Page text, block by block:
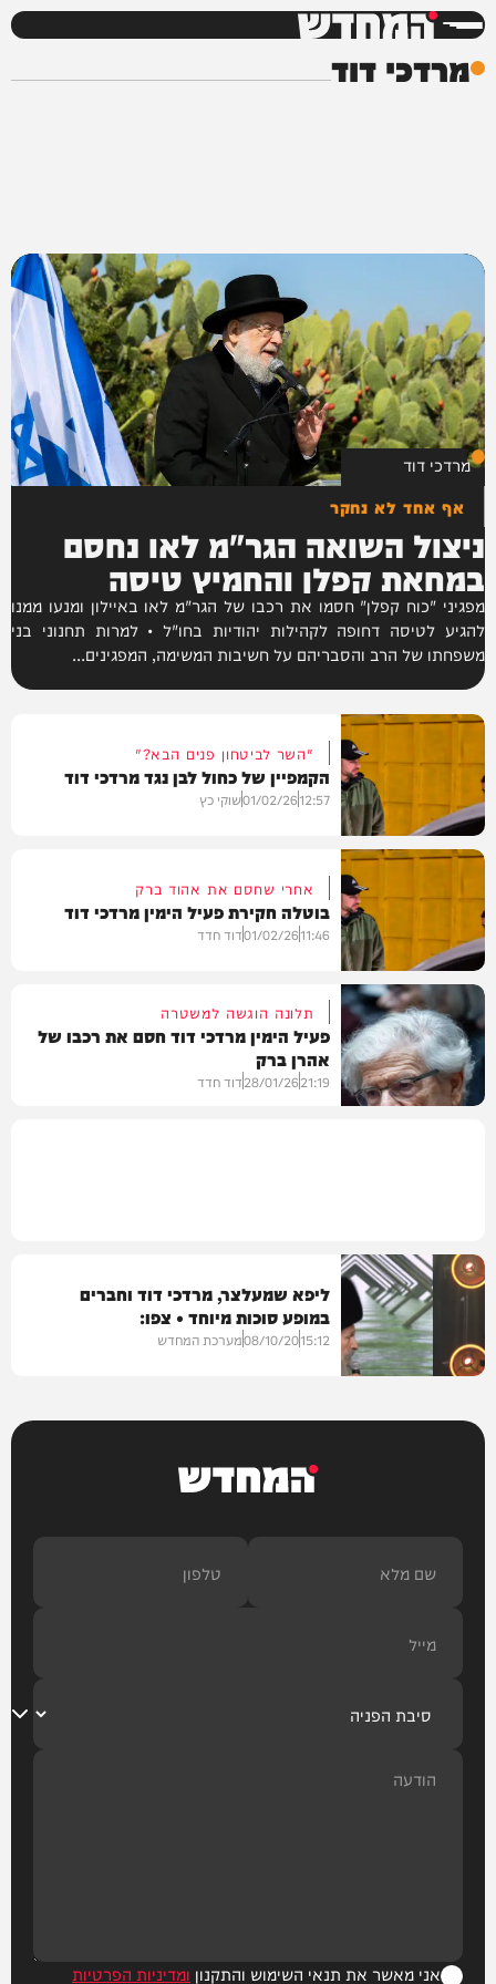
המחדש
מרדכי דוד
מרדכי דוד
אף אחד לא נחקר
ניצול השואה הגר"מ לאו נחסם
במחאת קפלן והחמיץ טיסה
מפגיני "כוח קפלן" חסמו את רכבו של הגר"מ לאו באיילון ומנעו ממנו
להגיע לטיסה דחופה לקהילות יהודיות בחו"ל • למרות תחנוני בני
משפחתו של הרב והסבריהם על חשיבות המשימה, המפגינים...
"השר לביטחון פנים הבא?"
הקמפיין של כחול לבן נגד מרדכי דוד
12:57
01/02/26שוקי כץ
חדשות
אחרי שחסם את אהוד ברק
בוטלה חקירת פעיל הימין מרדכי דוד
11:46
01/02/26דוד חדד
תלונה הוגשה למשטרה
פעיל הימין מרדכי דוד חסם את רכבו של
אהרן ברק
21:19
28/01/26דוד חדד
ליפא שמעלצר, מרדכי דוד וחברים
במופע סוכות מיוחד • צפו:
15:12
08/10/20מערכת המחדש
המחדש
אני מאשר את תנאי השימוש והתקנון ומדיניות הפרטיות